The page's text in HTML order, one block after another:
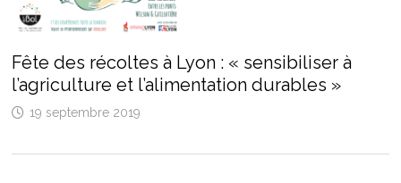
Fête des récoltes à Lyon : « sensibiliser à
l’agriculture et l’alimentation durables »
19 septembre 2019